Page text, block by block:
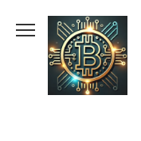
содержанию